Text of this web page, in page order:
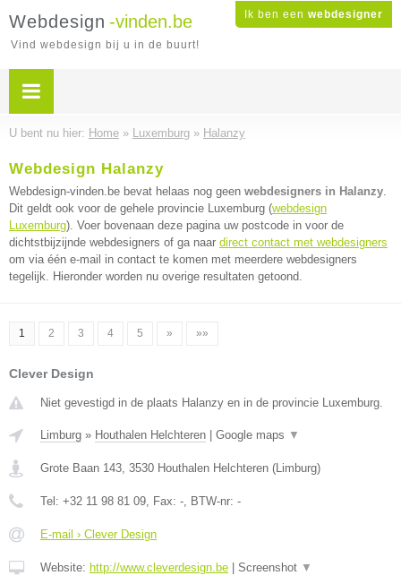
Ik ben een webdesigner
Webdesign -vinden.be
Vind webdesign bij u in de buurt!
U bent nu hier: Home » Luxemburg » Halanzy
Webdesign Halanzy
Webdesign-vinden.be bevat helaas nog geen webdesigners in Halanzy.
Dit geldt ook voor de gehele provincie Luxemburg (webdesign
Luxemburg). Voer bovenaan deze pagina uw postcode in voor de
dichtstbijzijnde webdesigners of ga naar direct contact met webdesigners
om via één e-mail in contact te komen met meerdere webdesigners
tegelijk. Hieronder worden nu overige resultaten getoond.
1 2 3 4 5 » »»
Clever Design
Niet gevestigd in de plaats Halanzy en in de provincie Luxemburg.
Limburg » Houthalen Helchteren Google maps ▼
Grote Baan 143, 3530 Houthalen Helchteren (Limburg)
Tel: +32 11 98 81 09, Fax: -, BTW-nr: -
E-mail › Clever Design
Website: http://www.cleverdesign.be Screenshot ▼